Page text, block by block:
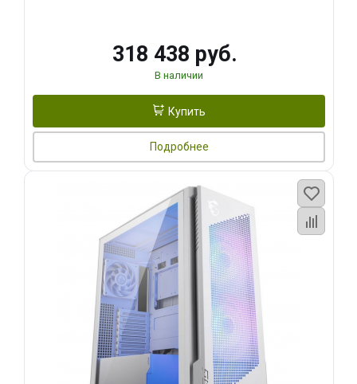
318 438 руб.
В наличии
Купить
Подробнее